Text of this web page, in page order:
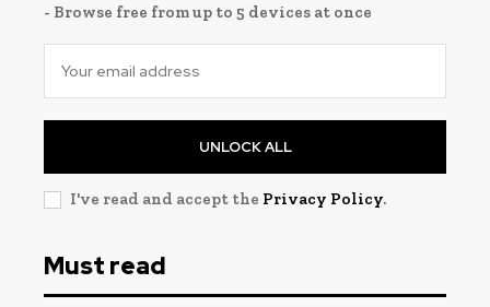
- Browse free from up to 5 devices at once
UNLOCK ALL
I've read and accept the Privacy Policy.
Must read